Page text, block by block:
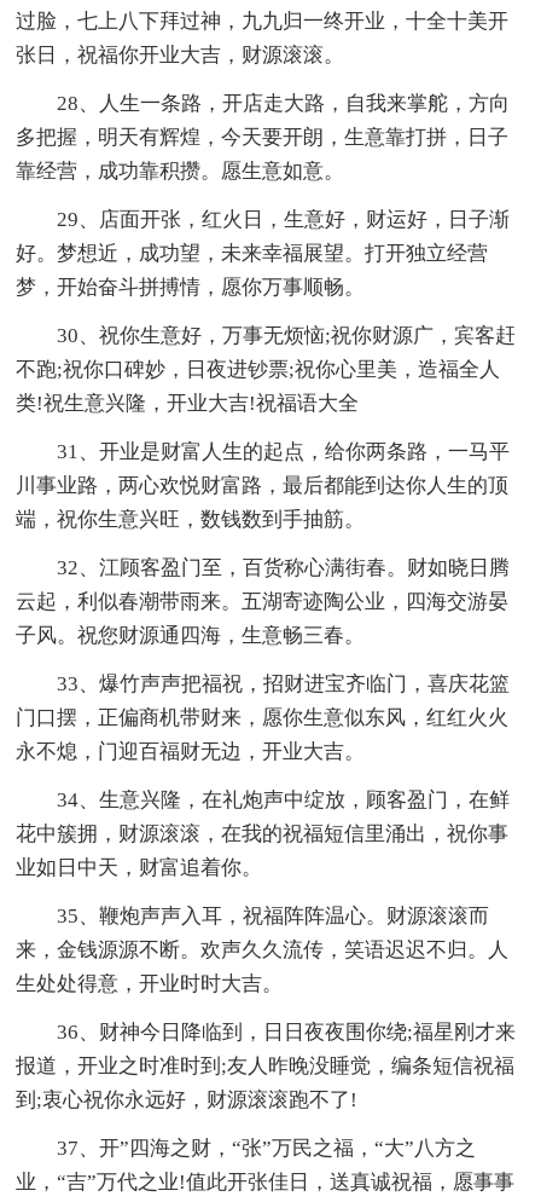
过脸，七上八下拜过神，九九归一终开业，十全十美开
张日，祝福你开业大吉，财源滚滚。
28、人生一条路，开店走大路，自我来掌舵，方向
多把握，明天有辉煌，今天要开朗，生意靠打拼，日子
靠经营，成功靠积攒。愿生意如意。
29、店面开张，红火日，生意好，财运好，日子渐
好。梦想近，成功望，未来幸福展望。打开独立经营
梦，开始奋斗拼搏情，愿你万事顺畅。
30、祝你生意好，万事无烦恼;祝你财源广，宾客赶
不跑;祝你口碑妙，日夜进钞票;祝你心里美，造福全人
类!祝生意兴隆，开业大吉!祝福语大全
31、开业是财富人生的起点，给你两条路，一马平
川事业路，两心欢悦财富路，最后都能到达你人生的顶
端，祝你生意兴旺，数钱数到手抽筋。
32、江顾客盈门至，百货称心满街春。财如晓日腾
云起，利似春潮带雨来。五湖寄迹陶公业，四海交游晏
子风。祝您财源通四海，生意畅三春。
33、爆竹声声把福祝，招财进宝齐临门，喜庆花篮
门口摆，正偏商机带财来，愿你生意似东风，红红火火
永不熄，门迎百福财无边，开业大吉。
34、生意兴隆，在礼炮声中绽放，顾客盈门，在鲜
花中簇拥，财源滚滚，在我的祝福短信里涌出，祝你事
业如日中天，财富追着你。
35、鞭炮声声入耳，祝福阵阵温心。财源滚滚而
来，金钱源源不断。欢声久久流传，笑语迟迟不归。人
生处处得意，开业时时大吉。
36、财神今日降临到，日日夜夜围你绕;福星刚才来
报道，开业之时准时到;友人昨晚没睡觉，编条短信祝福
到;衷心祝你永远好，财源滚滚跑不了!
37、开”四海之财，“张”万民之福，“大”八方之
业，“吉”万代之业!值此开张佳日，送真诚祝福，愿事事